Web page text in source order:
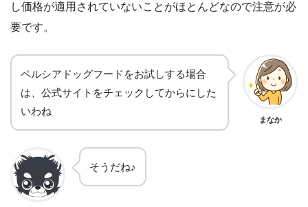
し価格が適用されていないことがほとんどなので注意が必
要です。
ペルシアドッグフードをお試しする場合
は、公式サイトをチェックしてからにした
いわね
まなか
そうだね♪